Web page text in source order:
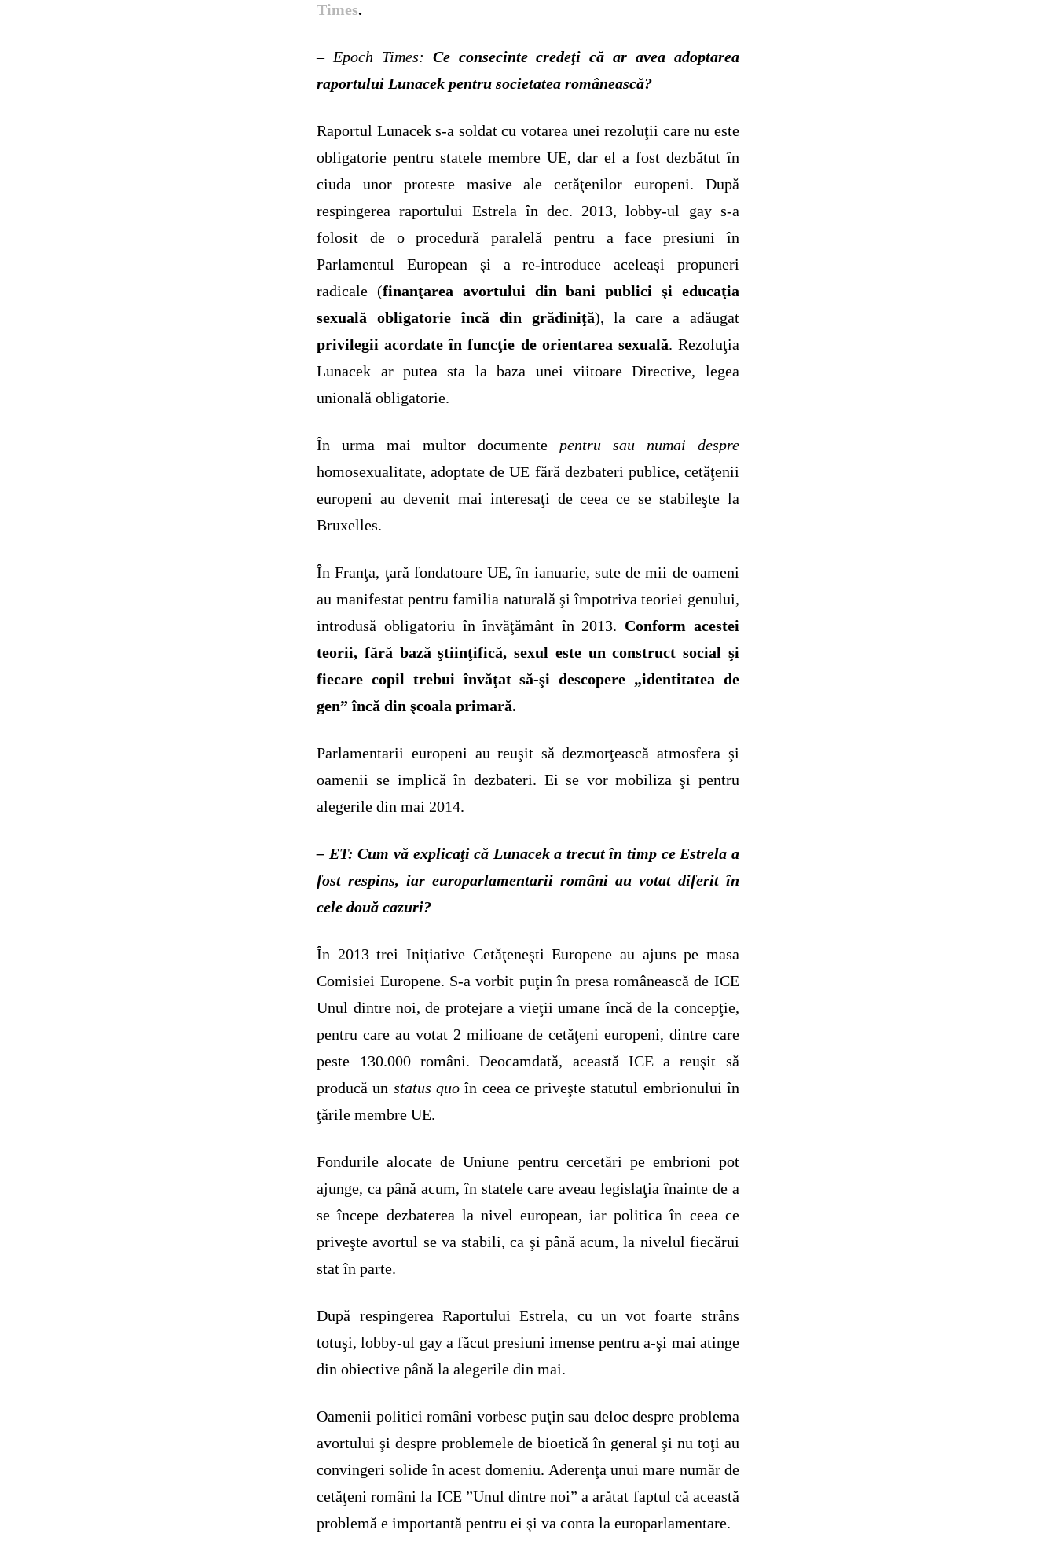
Times.
– Epoch Times: Ce consecinte credeţi că ar avea adoptarea
raportului Lunacek pentru societatea românească?
Raportul Lunacek s-a soldat cu votarea unei rezoluţii care nu este
obligatorie pentru statele membre UE, dar el a fost dezbătut în
ciuda unor proteste masive ale cetăţenilor europeni. După
respingerea raportului Estrela în dec. 2013, lobby-ul gay s-a
folosit de o procedură paralelă pentru a face presiuni în
Parlamentul European şi a re-introduce aceleaşi propuneri
radicale (finanţarea avortului din bani publici şi educaţia
sexuală obligatorie încă din grădiniţă), la care a adăugat
privilegii acordate în funcţie de orientarea sexuală. Rezoluţia
Lunacek ar putea sta la baza unei viitoare Directive, legea
unională obligatorie.
În urma mai multor documente pentru sau numai despre
homosexualitate, adoptate de UE fără dezbateri publice, cetăţenii
europeni au devenit mai interesaţi de ceea ce se stabileşte la
Bruxelles.
În Franţa, ţară fondatoare UE, în ianuarie, sute de mii de oameni
au manifestat pentru familia naturală şi împotriva teoriei genului,
introdusă obligatoriu în învăţământ în 2013. Conform acestei
teorii, fără bază ştiinţifică, sexul este un construct social şi
fiecare copil trebui învăţat să-şi descopere „identitatea de
gen” încă din şcoala primară.
Parlamentarii europeni au reuşit să dezmorţească atmosfera şi
oamenii se implică în dezbateri. Ei se vor mobiliza şi pentru
alegerile din mai 2014.
– ET: Cum vă explicaţi că Lunacek a trecut în timp ce Estrela a
fost respins, iar europarlamentarii români au votat diferit în
cele două cazuri?
În 2013 trei Iniţiative Cetăţeneşti Europene au ajuns pe masa
Comisiei Europene. S-a vorbit puţin în presa românească de ICE
Unul dintre noi, de protejare a vieţii umane încă de la concepţie,
pentru care au votat 2 milioane de cetăţeni europeni, dintre care
peste 130.000 români. Deocamdată, această ICE a reuşit să
producă un status quo în ceea ce priveşte statutul embrionului în
ţările membre UE.
Fondurile alocate de Uniune pentru cercetări pe embrioni pot
ajunge, ca până acum, în statele care aveau legislaţia înainte de a
se începe dezbaterea la nivel european, iar politica în ceea ce
priveşte avortul se va stabili, ca şi până acum, la nivelul fiecărui
stat în parte.
După respingerea Raportului Estrela, cu un vot foarte strâns
totuşi, lobby-ul gay a făcut presiuni imense pentru a-şi mai atinge
din obiective până la alegerile din mai.
Oamenii politici români vorbesc puţin sau deloc despre problema
avortului şi despre problemele de bioetică în general şi nu toţi au
convingeri solide în acest domeniu. Aderenţa unui mare număr de
cetăţeni români la ICE ”Unul dintre noi” a arătat faptul că această
problemă e importantă pentru ei şi va conta la europarlamentare.